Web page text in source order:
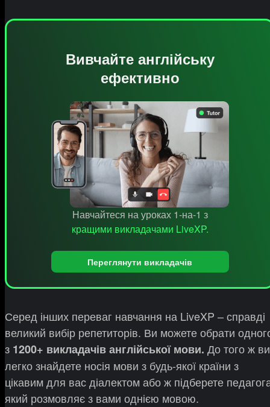
Вивчайте англійську
ефективно
Навчайтеся на уроках 1-на-1 з
кращими викладачами LiveXP.
Переглянути викладачів
Серед інших переваг навчання на LiveXP – справді
великий вибір репетиторів. Ви можете обрати
з 1200+ викладачів англійської мови. До того ж ви
легко знайдете носія мови з будь-якої країни з
цікавим для вас діалектом або ж підберете
який розмовляє з вами однією мовою.